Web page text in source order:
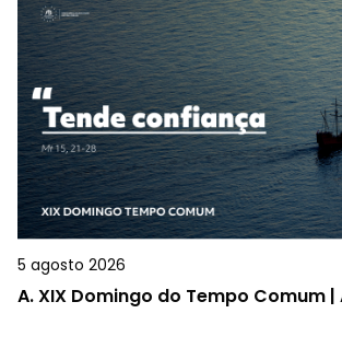
5 agosto 2026
A.XIX Domingo do Tempo Comum |